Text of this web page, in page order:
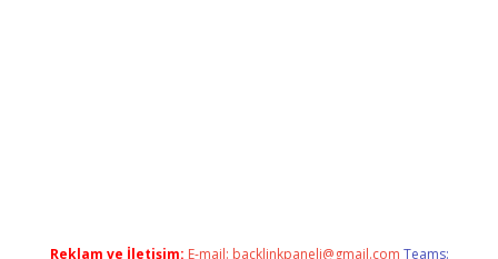
Reklam ve İletişim: E-mail: backlinkpaneli@gmail.com Teams: